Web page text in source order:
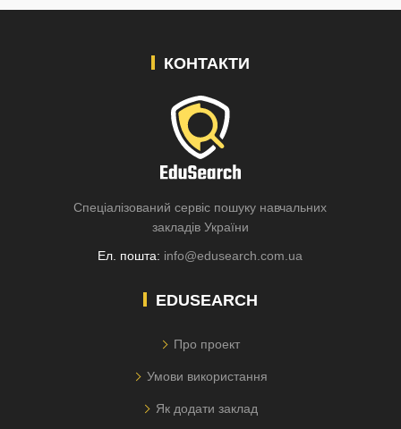
КОНТАКТИ
Спеціалізований сервіс пошуку навчальних
закладів України
Ел. пошта: info@edusearch.com.ua
EDUSEARCH
Про проект
Умови використання
Як додати заклад